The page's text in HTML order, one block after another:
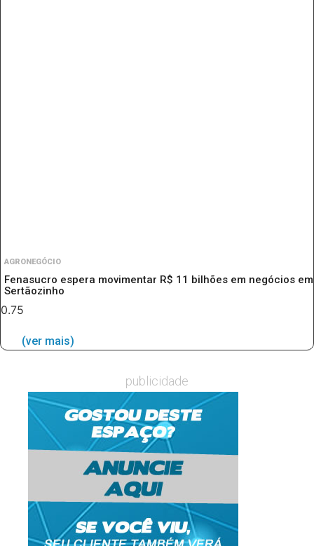
AGRONEGÓCIO
Fenasucro espera movimentar R$ 11 bilhões em negócios em
Sertãozinho
(ver mais)
publicidade